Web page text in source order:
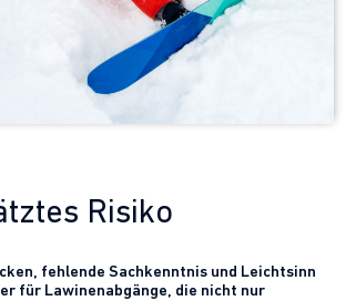
Risiko
fehlende Sachkenntnis und Leichtsinn
für Lawinenabgänge, die nicht nur